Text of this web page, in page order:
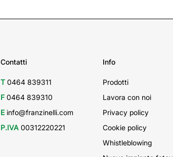
Contatti
T0464 839311
F0464 839310
Einfo@franzinelli.com
P.IVA00312220221
Info
Prodotti
Lavora con noi
Privacy policy
Cookie policy
Whistleblowing